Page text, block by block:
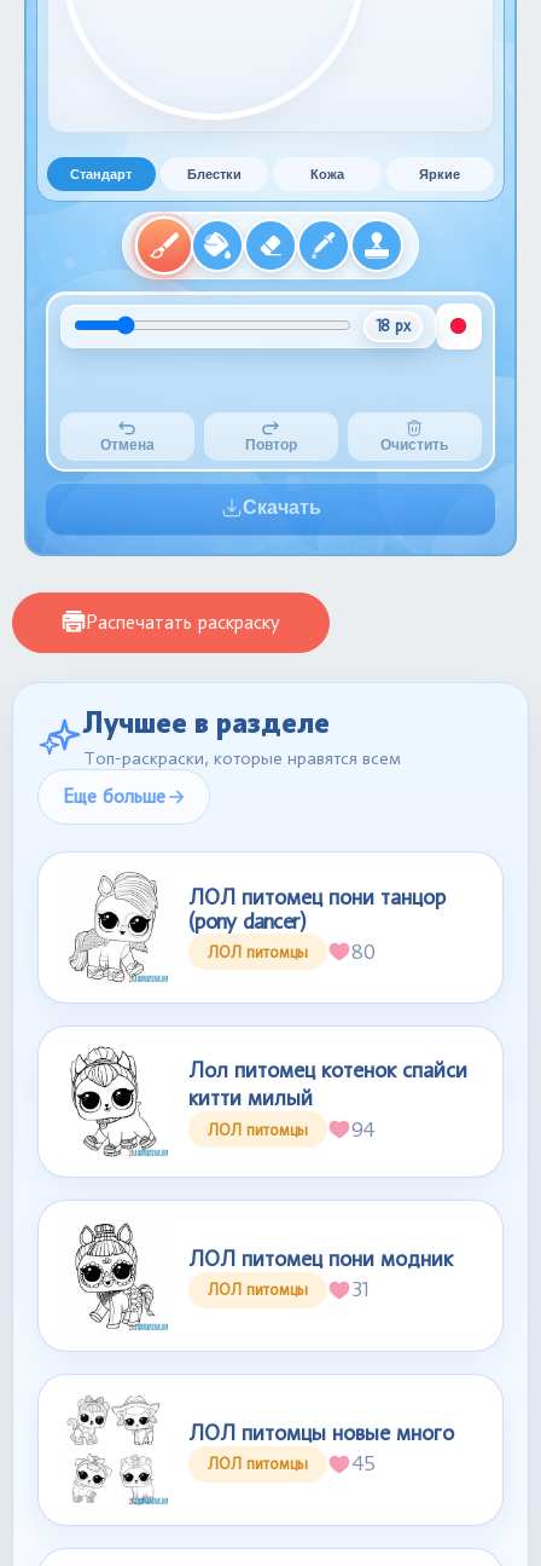
Стандарт Блестки Кожа Яркие
18 px
Отмена Повтор Очистить
Скачать
Распечатать раскраску
Лучшее в разделе
Топ-раскраски, которые нравятся всем
Еще больше
ЛОЛ питомец пони танцор
(pony dancer)
ЛОЛ питомцы 80
Лол питомец котенок спайси
китти милый
ЛОЛ питомцы 94
ЛОЛ питомец пони модник
ЛОЛ питомцы 31
ЛОЛ питомцы новые много
ЛОЛ питомцы 45